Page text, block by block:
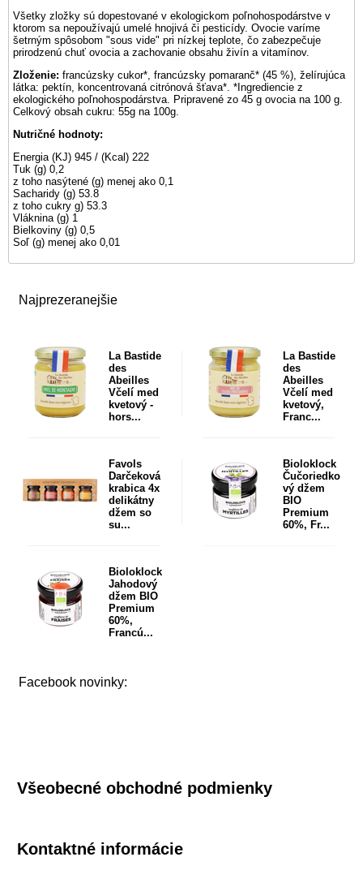
Najprezeranejšie
La Bastide
des
Abeilles
Včelí med
kvetový -
hors...
La Bastide
des
Abeilles
Včelí med
kvetový,
Franc...
Favols
Darčeková
krabica 4x
delikátny
džem so
su...
Bioloklock
Čučoriedko
vý džem
BIO
Premium
60%, Fr...
Bioloklock
Jahodový
džem BIO
Premium
60%,
Francú...
Facebook novinky:
Všetky zložky sú dopestované v ekologickom poľnohospodárstve v
ktorom sa nepoužívajú umelé hnojivá či pesticídy. Ovocie varíme
šetrným spôsobom "sous vide" pri nízkej teplote, čo zabezpečuje
prirodzenú chuť ovocia a zachovanie obsahu živín a vitamínov.
Zloženie: francúzsky cukor*, francúzsky pomaranč* (45 %), želírujúca
látka: pektín, koncentrovaná citrónová šťava*. *Ingrediencie z
ekologického poľnohospodárstva. Pripravené zo 45 g ovocia na 100 g.
Celkový obsah cukru: 55g na 100g.
Nutričné hodnoty:
Energia (KJ) 945 / (Kcal) 222
Tuk (g) 0,2
z toho nasýtené (g) menej ako 0,1
Sacharidy (g) 53.8
z toho cukry g) 53.3
Vláknina (g) 1
Bielkoviny (g) 0,5
Soľ (g) menej ako 0,01
Všeobecné obchodné podmienky
Kontaktné informácie